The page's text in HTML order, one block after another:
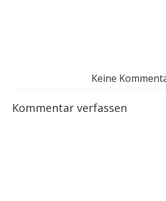
Keine
Kommentar verfassen